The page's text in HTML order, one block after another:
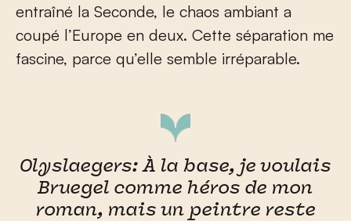
entraîné la Seconde, le chaos ambiant a
coupé l’Europe en deux. Cette séparation me
fascine, parce qu’elle semble irréparable.
Olyslaegers: À la base, je voulais
Bruegel comme héros de mon
roman, mais un peintre reste